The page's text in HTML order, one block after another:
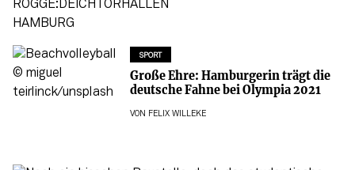
SPORT
Große Ehre: Hamburgerin trägt die
deutsche Fahne bei Olympia 2021
VON FELIX WILLEKE